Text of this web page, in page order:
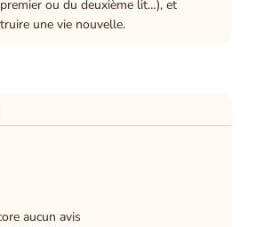
ou du deuxième lit…), et
une vie nouvelle.
aucun avis